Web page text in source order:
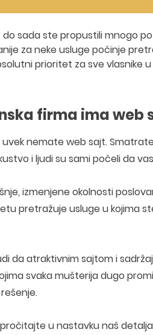
sada ste propustili mnogo
za neke usluge počinje
prioritet za sve vlasnike
firma ima web
nemate web sajt.
i ljudi su sami počeli da
izmenjene okolnosti
pretražuje usluge u kojima
da atraktivnim sajtom i
svaka mušterija dugo
u nastavku naš